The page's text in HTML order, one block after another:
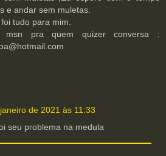
e andar sem muletas.
tudo para mim.
msn pra quem quizer conversa :
de 2021 às 11:33
seu problema na medula